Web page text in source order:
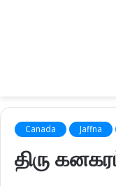
Canada Jaffna
திரு